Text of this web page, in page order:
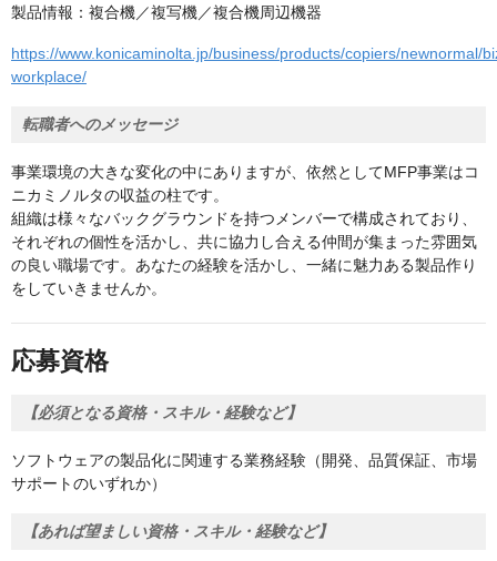
製品情報：複合機／複写機／複合機周辺機器
https://www.konicaminolta.jp/business/products/copiers/newnormal/
workplace/
転職者へのメッセージ
事業環境の大きな変化の中にありますが、依然としてMFP事業はコ
ニカミノルタの収益の柱です。
組織は様々なバックグラウンドを持つメンバーで構成されており、
それぞれの個性を活かし、共に協力し合える仲間が集まった雰囲気
の良い職場です。あなたの経験を活かし、一緒に魅力ある製品作り
をしていきませんか。
応募資格
【必須となる資格・スキル・経験など】
ソフトウェアの製品化に関連する業務経験（開発、品質保証、市場
サポートのいずれか）
【あれば望ましい資格・スキル・経験など】